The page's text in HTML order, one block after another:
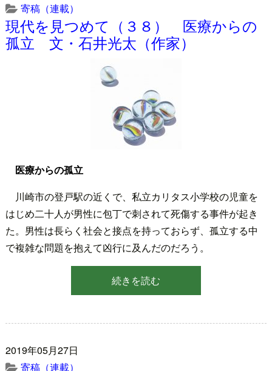
寄稿（連載）
現代を見つめて（３８） 医療からの
孤立 文・石井光太（作家）
医療からの孤立
川崎市の登戸駅の近くで、私立カリタス小学校の児童を
はじめ二十人が男性に包丁で刺されて死傷する事件が起き
た。男性は長らく社会と接点を持っておらず、孤立する中
で複雑な問題を抱えて凶行に及んだのだろう。
続きを読む
2019年05月27日
寄稿（連載）